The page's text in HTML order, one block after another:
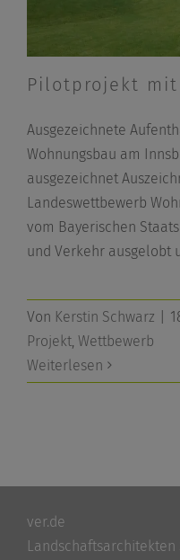
Pilotprojekt mit
Ausgezeichnete
Wohnungsbau am
ausgezeichnet
Landeswettbewerb
vom Bayerischen
und Verkehr ausgelobt
Von Kerstin Schwarz
Projekt Wettbewerb
Weiterlesen
ver.de